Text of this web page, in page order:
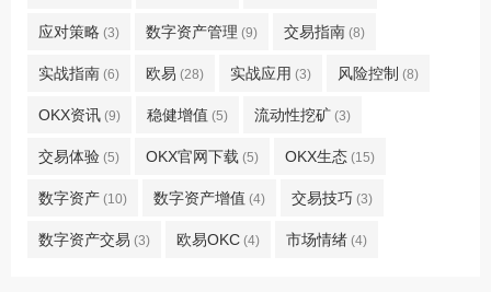
应对策略 (3) 数字资产管理 (9) 交易指南 (8)
实战指南 (6) 欧易 (28) 实战应用 (3) 风险控制 (8)
OKX资讯 (9) 稳健增值 (5) 流动性挖矿 (3)
交易体验 (5) OKX官网下载 (5) OKX生态 (15)
数字资产 (10) 数字资产增值 (4) 交易技巧 (3)
数字资产交易 (3) 欧易OKC (4) 市场情绪 (4)